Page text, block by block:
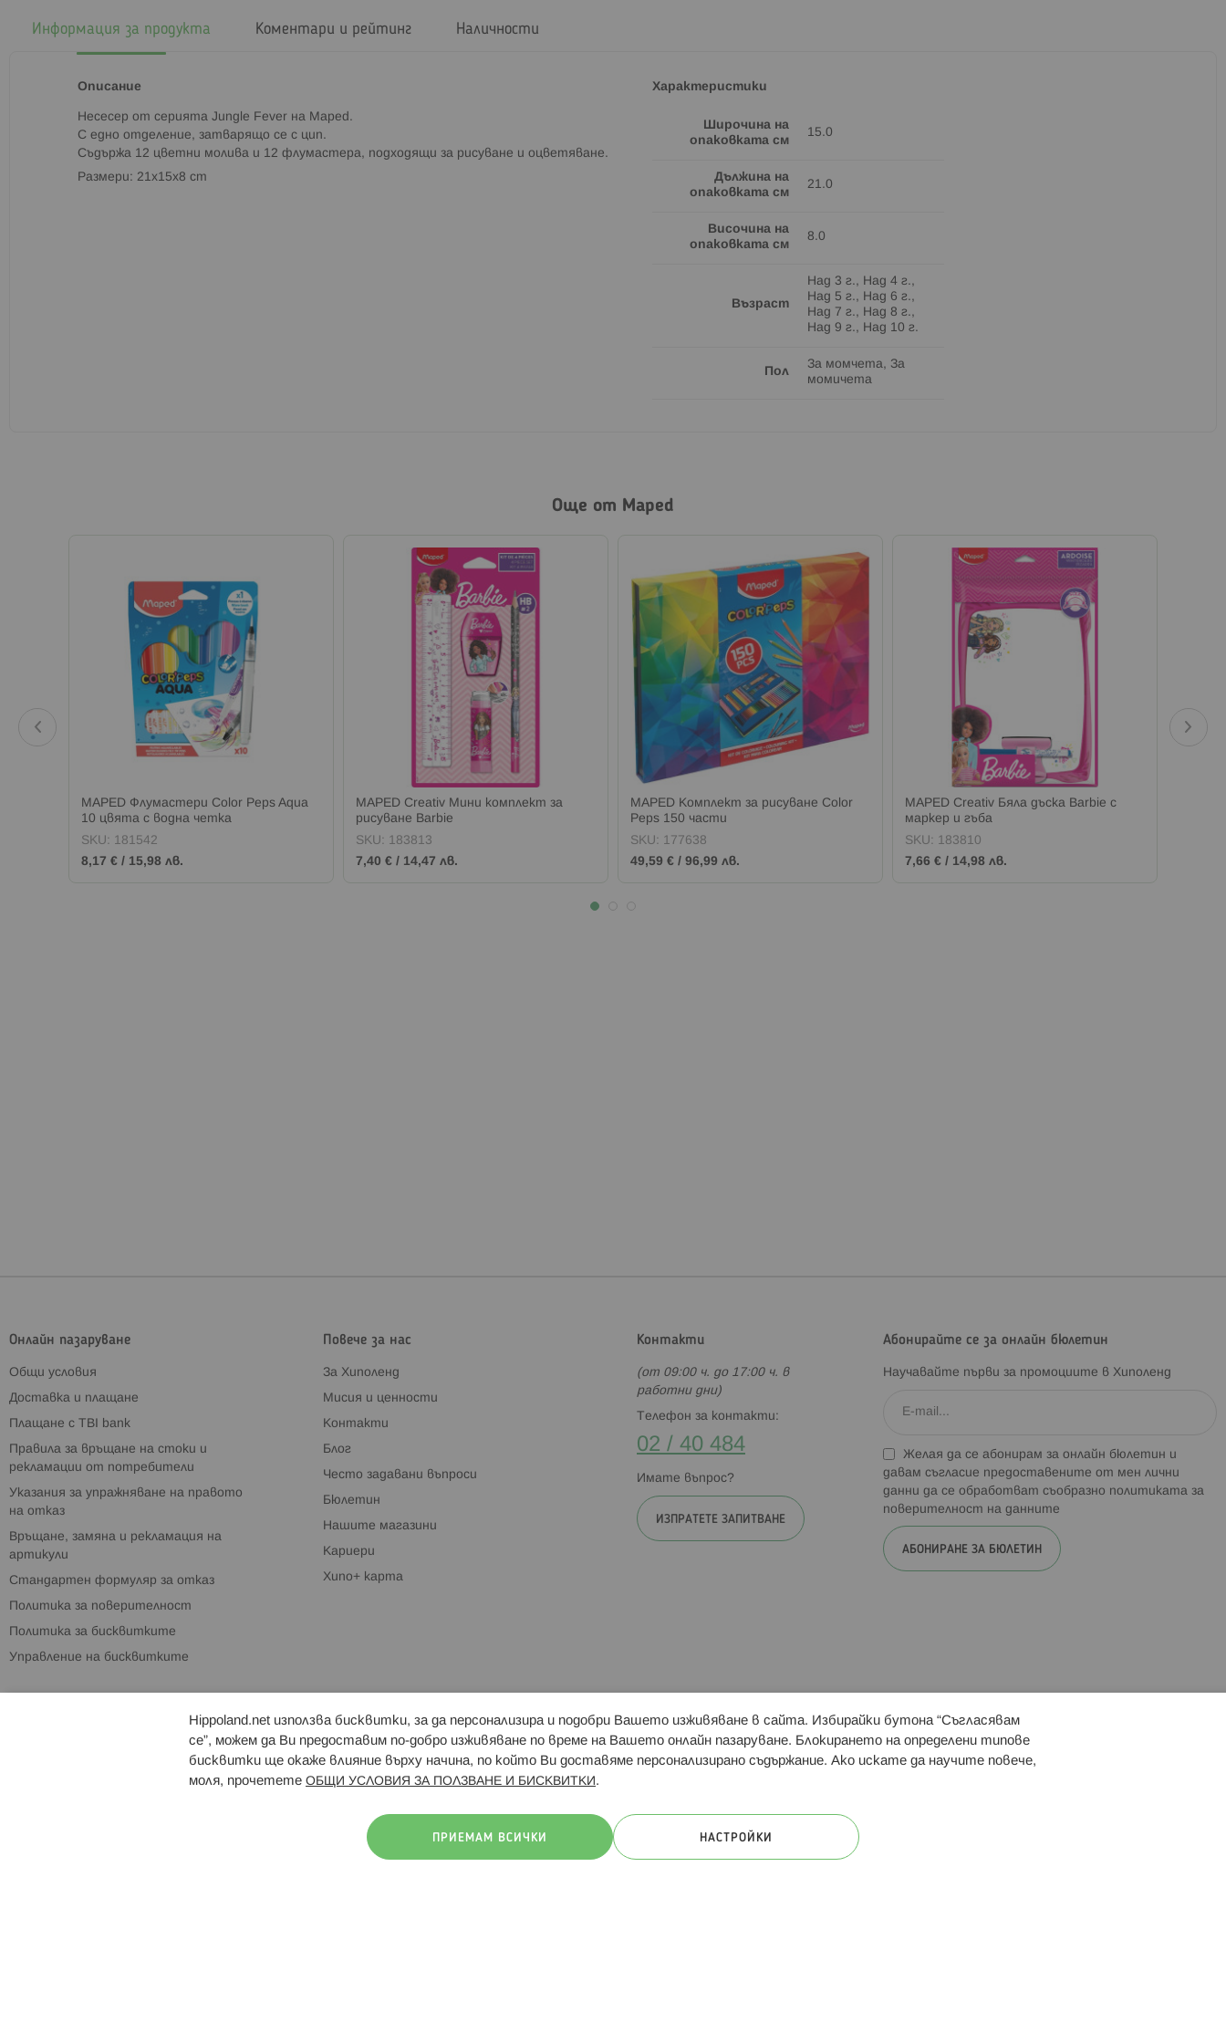
Информация за продукта
Описание
Несесер от серията Jungle Fever на Maped.
С едно отделение, затварящо се с цип.
Съдържа 12 цветни молива и 12 флумастера, подходящи за рисуване и оцветяване.
Размери: 21x15x8 cm
Характеристики
Широчина на
опаковката см
15.0
Дължина на
опаковката см
21.0
Височина на
опаковката см
8.0
Възраст
Над 3 г., Над 4 г.,
Над 5 г., Над 6 г.,
Над 7 г., Над 8 г.,
Над 9 г., Над 10 г.
Пол
За момчета, За
момичета
Коментари и рейтинг Наличности
Още от Maped
MAPED Флумастери Color Peps Aqua
10 цвята с водна четка
SKU: 181542
8,17 € / 15,98 лв.
MAPED Creativ Мини комплект за
рисуване Barbie
SKU: 183813
7,40 € / 14,47 лв.
MAPED Комплект за рисуване Color
Peps 150 части
SKU: 177638
49,59 € / 96,99 лв.
MAPED Creativ Бяла дъска Barbie с
маркер и гъба
SKU: 183810
7,66 € / 14,98 лв.
Онлайн пазаруване
Общи условия
Доставка и плащане
Плащане с TBI bank
Правила за връщане на стоки и
рекламации от потребители
Указания за упражняване на правото
на отказ
Връщане, замяна и рекламация на
артикули
Стандартен формуляр за отказ
Политика за поверителност
Политика за бисквитките
Управление на бисквитките
Повече за нас
За Хиполенд
Мисия и ценности
Контакти
Блог
Често задавани въпроси
Бюлетин
Нашите магазини
Кариери
Хипо+ карта
Контакти
(от 09:00 ч. до 17:00 ч. в
работни дни)
Телефон за контакти:
02 / 40 484
Имате въпрос?
ИЗПРАТЕТЕ ЗАПИТВАНЕ
Абонирайте се за онлайн бюлетин
Научавайте първи за промоциите в Хиполенд
Желая да се абонирам за онлайн бюлетин и
давам съгласие предоставените от мен лични
данни да се обработват съобразно политиката за
поверителност на данните
АБОНИРАНЕ ЗА БЮЛЕТИН
Брошури Магазини Свързани сайтове: Hippoland.ro Последвайте ни:
Hippoland.net използва бисквитки, за да персонализира и подобри Вашето изживяване в сайта. Избирайки бутона “Съгласявам
се”, можем да Ви предоставим по-добро изживяване по време на Вашето онлайн пазаруване. Блокирането на определени типове
бисквитки ще окаже влияние върху начина, по който Ви доставяме персонализирано съдържание. Ако искате да научите повече,
моля, прочетете ОБЩИ УСЛОВИЯ ЗА ПОЛЗВАНЕ И БИСКВИТКИ .
ПРИЕМАМ ВСИЧКИ НАСТРОЙКИ